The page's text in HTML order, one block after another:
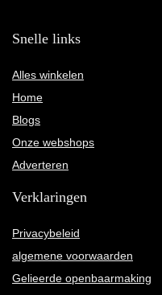
Snelle links
Alles winkelen
Home
Blogs
Onze webshops
Adverteren
Verklaringen
Privacybeleid
algemene voorwaarden
Gelieerde openbaarmaking